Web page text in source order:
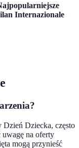
Internazionale
Dzień Dziecka, często
na oferty
mogą przynieść